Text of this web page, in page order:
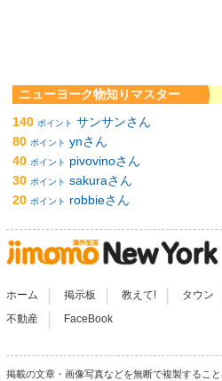
ニューヨーク物知りマスター
140 ポイント サンサンさん
80 ポイント ynさん
40 ポイント
pivovinoさん
30 ポイント sakuraさん
20 ポイント robbieさん
ホーム 掲示板 教えて! タウン
不動産 FaceBook
掲載の文章・画像写真などを無断で複製するこ